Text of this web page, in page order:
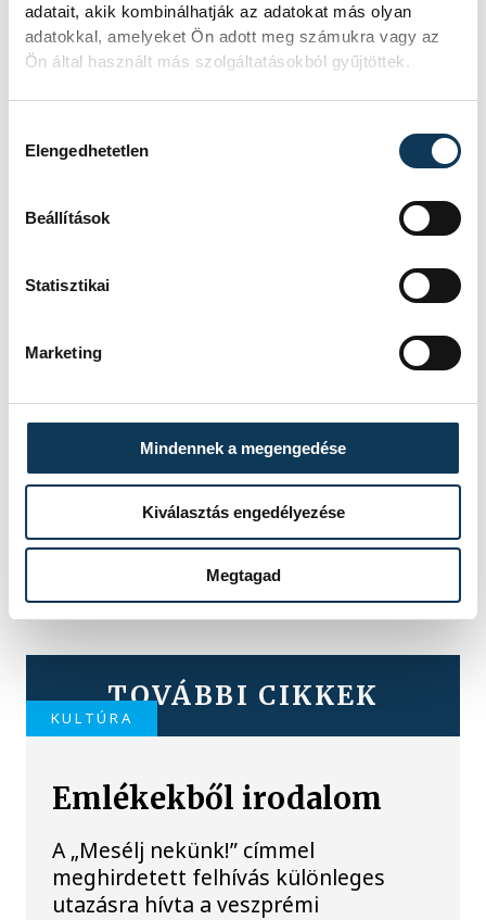
adatait, akik kombinálhatják az adatokat más olyan
adatokkal, amelyeket Ön adott meg számukra vagy az
Ön által használt más szolgáltatásokból gyűjtöttek.
Elengedhetetlen
Beállítások
Statisztikai
Marketing
Mindennek a megengedése
Kiválasztás engedélyezése
Megtagad
TOVÁBBI CIKKEK
KULTÚRA
Emlékekből irodalom
A „Mesélj nekünk!” címmel
meghirdetett felhívás különleges
utazásra hívta a veszprémi